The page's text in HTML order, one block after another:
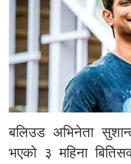
बलिउड अभिनेता
भएको ३ महिना